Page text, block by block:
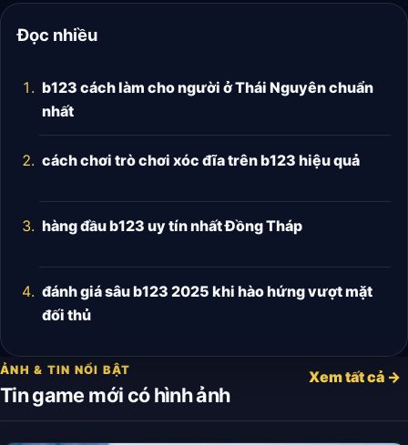
Đọc nhiều
b123 cách làm cho người ở Thái Nguyên chuẩn
nhất
cách chơi trò chơi xóc đĩa trên b123 hiệu quả
hàng đầu b123 uy tín nhất Đồng Tháp
đánh giá sâu b123 2025 khi hào hứng vượt mặt
đối thủ
ẢNH & TIN NỔI BẬT
Tin game mới có hình ảnh
Xem tất cả →